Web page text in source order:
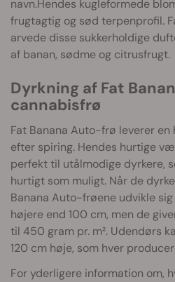
navn.Hendes kugleformede
frugtagtig og sød terpenprofil.
arvede disse sukkerholdige
af banan, sødme og citrusfrugt.
Dyrkning af Fat
cannabisfrø
Fat Banana Auto-frø leverer
efter spiring. Hendes hurtige
perfekt til utålmodige dyrkere,
hurtigt som muligt. Når de
Banana Auto-frøene udvikle
højere end 100 cm, men de
til 450 gram pr. m². Udendørs
120 cm høje, som hver
For yderligere information om,